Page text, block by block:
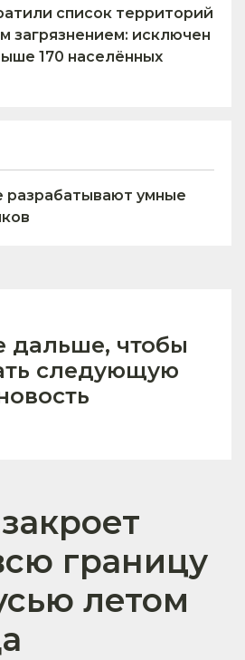
список территорий
загрязнением: исключен
170 населённых
разрабатывают умные
дальше, чтобы
следующую
границу
летом